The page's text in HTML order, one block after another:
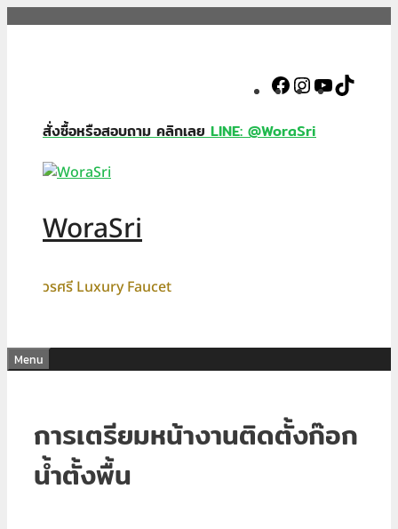
Facebook
Instagram
YouTube
สั่งซื้อหรือสอบถาม คลิกเลยLINE: @WoraSri
WoraSri
วรศรี Luxury Faucet
Menu
การเตรียมหน้างานติดตั้งก๊อก
น้ำตั้งพื้น